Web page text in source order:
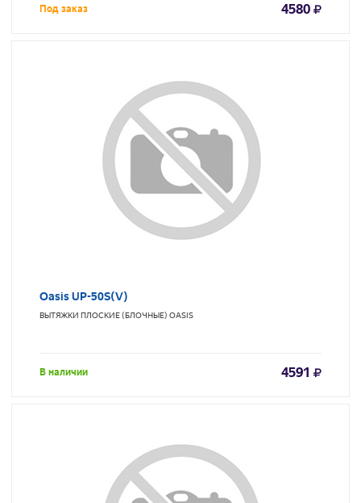
Под заказ 4580
Oasis UP-50S(V)
ВЫТЯЖКИ ПЛОСКИЕ (БЛОЧНЫЕ) OASIS
В наличии 4591